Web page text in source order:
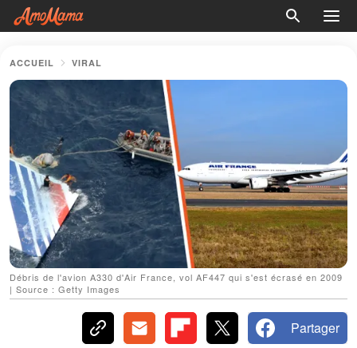
ACCUEIL VIRAL
Débris de l'avion A330 d'Air France, vol AF447 qui s'est écrasé en 2009
| Source : Getty Images
Partager